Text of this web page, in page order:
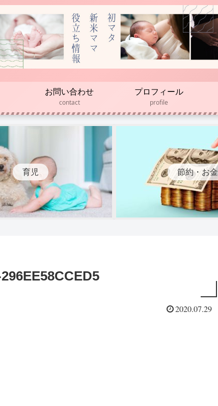
お問い合わせ
contact
プロフィール
profile
育児 節約・お金
2020.07.29